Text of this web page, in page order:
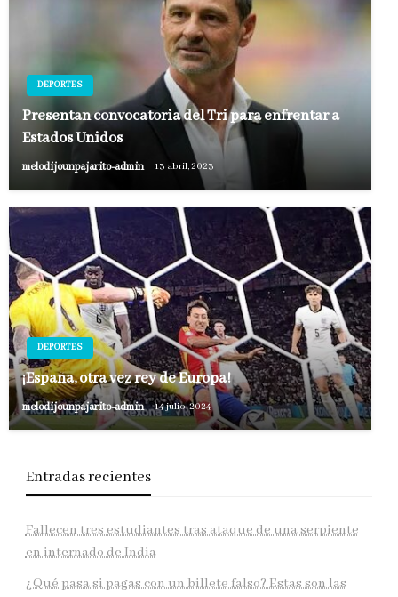
DEPORTES
Presentan convocatoria del Tri para enfrentar a
Estados Unidos
melodijounpajarito-admin 13 abril, 2023
DEPORTES
¡España, otra vez rey de Europa!
melodijounpajarito-admin 14 julio, 2024
Entradas recientes
Fallecen tres estudiantes tras ataque de una serpiente
en internado de India
¿Qué pasa si pagas con un billete falso? Estas son las